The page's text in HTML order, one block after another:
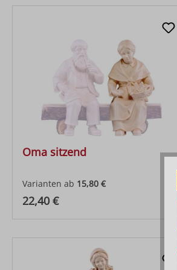
Oma sitzend
Varianten ab 15,80 €
Regulärer Preis:
22,40 €